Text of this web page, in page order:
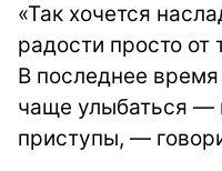
«Так хочется
радости просто от
В последнее
чаще улыбаться —
приступы, —